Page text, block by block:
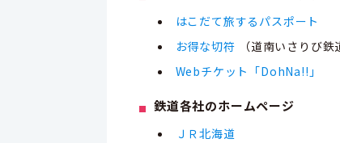
はこだて旅するパスポート
お得な切符
（道南いさりび鉄
Webチケット「DohNa!!」
鉄道各社のホームページ
ＪＲ北海道